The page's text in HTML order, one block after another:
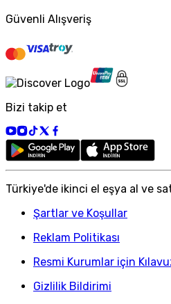
Güvenli Alışveriş
Bizi takip et
Türkiye'de ikinci el eşya al ve
Şartlar ve Koşullar
Reklam Politikası
Resmi Kurumlar için
Gizlilik Bildirimi